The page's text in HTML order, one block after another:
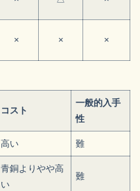
× × ×
コスト
一般的入手
性
高い 難
青銅よりやや高
い
難